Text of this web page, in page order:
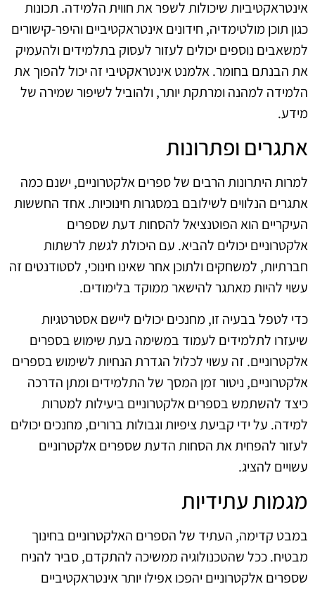
אינטראקטיביות שיכולות לשפר את חווית הלמידה. תכונות
כגון תוכן מולטימדיה, חידונים אינטראקטיביים והיפר-קישורים
למשאבים נוספים יכולים לעזור לעסוק בתלמידים ולהעמיק
את הבנתם בחומר. אלמנט אינטראקטיבי זה יכול להפוך את
הלמידה למהנה ומרתקת יותר, ולהוביל לשיפור שמירה של
מידע.
אתגרים ופתרונות
למרות היתרונות הרבים של ספרים אלקטרוניים, ישנם כמה
אתגרים הנלווים לשילובם במסגרות חינוכיות. אחד החששות
העיקריים הוא הפוטנציאל להסחות דעת שספרים
אלקטרוניים יכולים להביא. עם היכולת לגשת לרשתות
חברתיות, למשחקים ולתוכן אחר שאינו חינוכי, לסטודנטים זה
עשוי להיות מאתגר להישאר ממוקד בלימודים.
כדי לטפל בבעיה זו, מחנכים יכולים ליישם אסטרטגיות
שיעזרו לתלמידים לעמוד במשימה בעת שימוש בספרים
אלקטרוניים. זה עשוי לכלול הגדרת הנחיות לשימוש בספרים
אלקטרוניים, ניטור זמן המסך של התלמידים ומתן הדרכה
כיצד להשתמש בספרים אלקטרוניים ביעילות למטרות
למידה. על ידי קביעת ציפיות וגבולות ברורים, מחנכים יכולים
לעזור להפחית את הסחות הדעת שספרים אלקטרוניים
עשויים להציג.
מגמות עתידיות
במבט קדימה, העתיד של הספרים האלקטרוניים בחינוך
מבטיח. ככל שהטכנולוגיה ממשיכה להתקדם, סביר להניח
שספרים אלקטרוניים יהפכו אפילו יותר אינטראקטיביים